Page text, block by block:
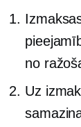
no
Uz